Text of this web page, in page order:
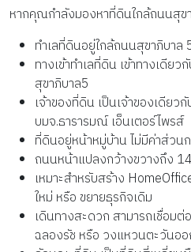
หากคุณกำลังมองหาที่ดินใกล้ถนนสุข
ทำเลที่ดินอยู่ใกล้ถนนสุขาภิบา
ทางเข้าทำเลที่ดิน เข้าทางเดีย
สุขาภิบาล5
เจ้าของที่ดิน เป็นเจ้าของเดียว
บมจ.ธารารมณ์ เอ็นเตอร์ไพรส์
ที่ดินอยู่หน้าหมู่บ้าน ไม่มีค่าส่วน
ถนนหน้าแปลงกว้างขวางถึง
เหมาะสำหรับสร้าง
ใหม่ หรือ ขยายธุรกิจเดิม
เดินทางสะดวก สามารถเชื่อม
ฉลองรัช หรือ วงแหวนตะวันออ